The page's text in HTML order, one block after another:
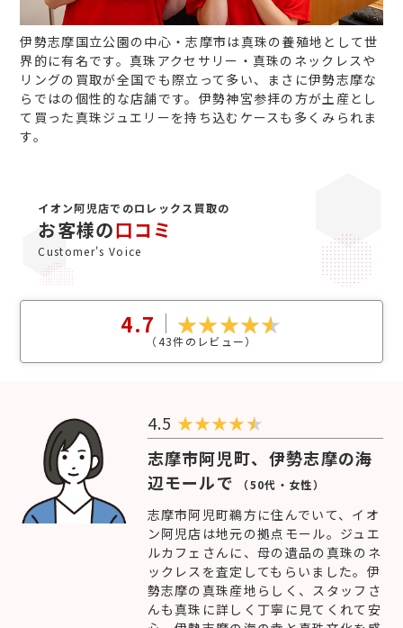
伊勢志摩国立公園の中心・志摩市は真珠の養殖地として世
界的に有名です。真珠アクセサリー・真珠のネックレスや
リングの買取が全国でも際立って多い、まさに伊勢志摩な
らではの個性的な店舗です。伊勢神宮参拝の方が土産とし
て買った真珠ジュエリーを持ち込むケースも多くみられま
す。
イオン阿児店でのロレックス買取の
お客様の口コミ
Customer's Voice
4.7
（43件のレビュー）
4.5 ★★★★
志摩市阿児町、伊勢志摩の海
辺モールで
（50代・女性）
志摩市阿児町鵜方に住んでいて、イオ
ン阿児店は地元の拠点モール。ジュエ
ルカフェさんに、母の遺品の真珠のネ
ックレスを査定してもらいました。伊
勢志摩の真珠産地らしく、スタッフさ
んも真珠に詳しく丁寧に見てくれて安